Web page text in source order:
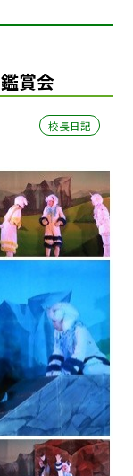
賞会
校長日記